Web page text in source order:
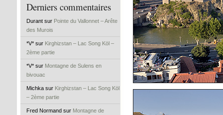
Derniers commentaires
Durant sur Pointe du Vallonnet – Arête
des Murois
*V* sur Kirghizstan – Lac Song Köl –
2ème partie
*V* sur Montagne de Sulens en
bivouac
Michka sur Kirghizstan – Lac Song Köl
– 2ème partie
Fred Normand sur Montagne de